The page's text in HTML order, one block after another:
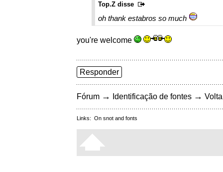
Top.Z disse
oh thank estabros so much
you're welcome
Responder
Fórum → Identificação de fontes →
Links: On snot and fonts